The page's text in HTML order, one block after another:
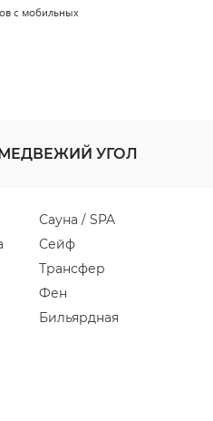
с мобильных
МЕДВЕЖИЙ УГОЛ
Сауна / SPA
Сейф
Трансфер
Фен
Бильярдная